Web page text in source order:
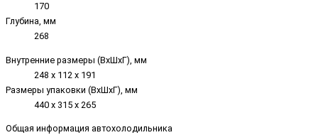
170
Глубина, мм
268
Внутренние размеры (ВxШxГ), мм
248 х 112 х 191
Размеры упаковки (ВxШxГ), мм
440 х 315 х 265
Общая информация автохолодильника